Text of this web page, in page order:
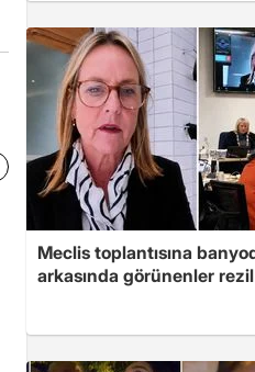
Meclis toplantısına
arkasında görünenler